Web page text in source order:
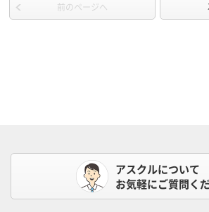
前のページへ
アスクルについて
お気軽にご質問くだ